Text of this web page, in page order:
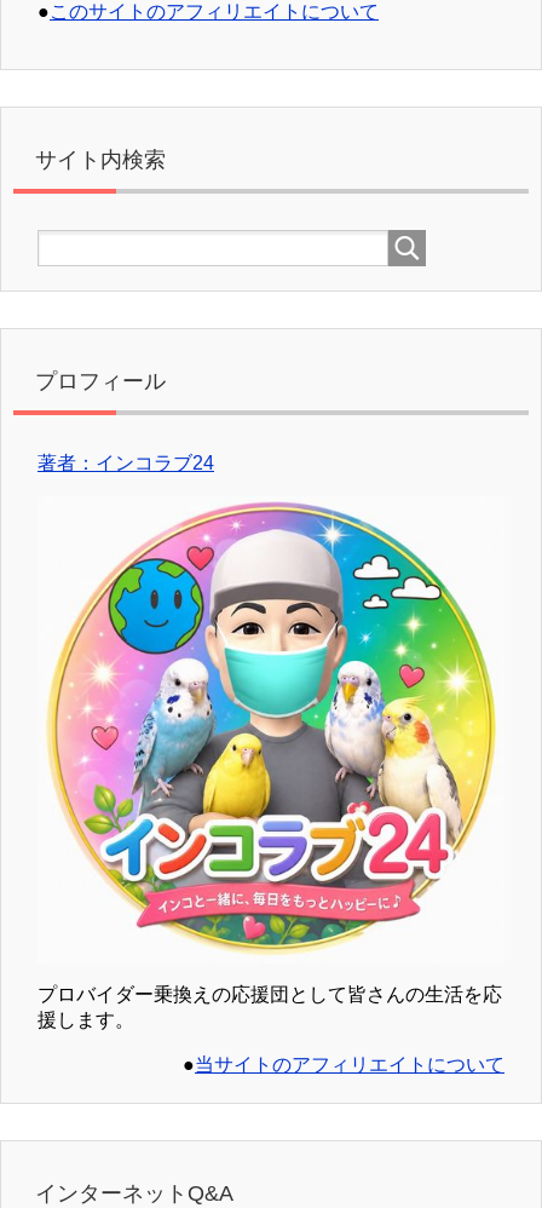
●このサイトのアフィリエイトについて
サイト内検索
プロフィール
著者：インコラブ24
プロバイダー乗換えの応援団として皆さんの生活を応
援します。
●当サイトのアフィリエイトについて
インターネットQ&A